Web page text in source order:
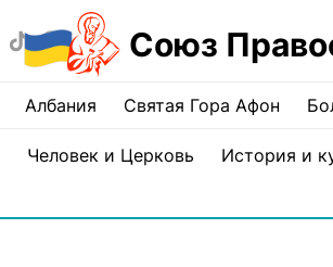
Союз
Албания Святая Гора Афон
Человек и Церковь История и